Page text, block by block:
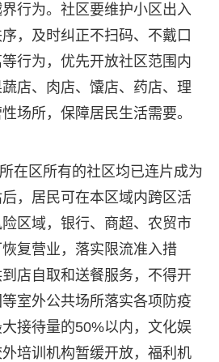
行为。社区要维护小区出入
，及时纠正不扫码、不戴口
行为，优先开放社区范围内
店、肉店、馕店、药店、理
场所，保障居民生活需要。
在区所有的社区均已连片成为
，居民可在本区域内跨区活
区域，银行、商超、农贸市
复营业，落实限流准入措
店自取和送餐服务，不得开
室外公共场所落实各项防疫
接待量的50%以内，文化娱
培训机构暂缓开放，福利机